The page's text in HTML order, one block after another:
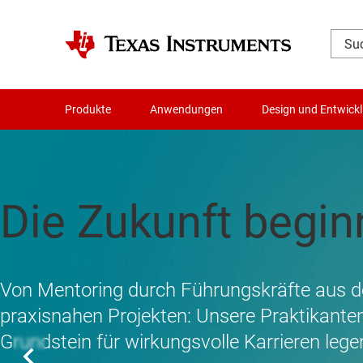
Produkte Anwendungen Design und
Die neuesten
Welt der
Seit über 20 Jahren teilen
Entwickeln Sie die
Generation von
Systemen
Die Zukunft
Von Mentoring durch Führungskräfte aus
praxisnahen Projekten: Unsere
Grundstein für wirkungsvolle Karrieren